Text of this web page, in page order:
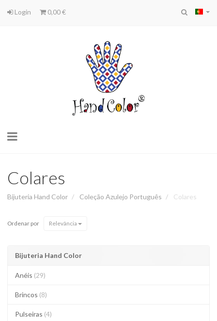
Login 0,00 €
Toggle
Colares
Bijuteria Hand Color Coleção Azulejo Português Colares
Ordenar por Relevância
Bijuteria Hand Color
Anéis (29)
Brincos (8)
Pulseiras (4)